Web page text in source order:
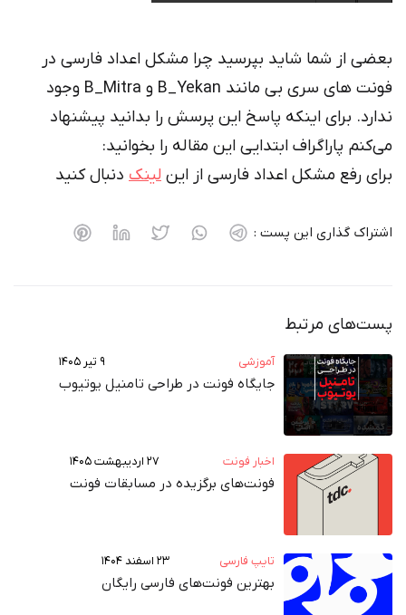
بعضی از شما شاید بپرسید چرا مشکل اعداد فارسی در
فونت های سری بی مانند B_Yekan و B_Mitra وجود
ندارد. برای اینکه پاسخ این پرسش را بدانید پیشنهاد
می‌کنم پاراگراف ابتدایی این مقاله را بخوانید:
برای رفع مشکل اعداد فارسی از این لینکدنبال کنید
اشتراک گذاری این پست :
پست‌های مرتبط
آموزشی ۹ تیر ۱۴۰۵
جایگاه فونت در طراحی تامنیل یوتیوب
اخبار فونت ۲۷ اردیبهشت ۱۴۰۵
فونت‌های برگزیده در مسابقات فونت
تایپ فارسی ۲۳ اسفند ۱۴۰۴
بهترین فونت‌های فارسی رایگان